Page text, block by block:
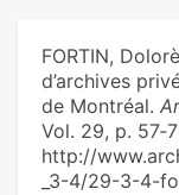
FORTIN,
d’archives
de Montréal.
Vol. 29, p.
http://
_3-4/29-3-4-